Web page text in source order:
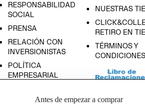
RESPONSABILIDAD
SOCIAL
PRENSA
RELACIÓN CON
INVERSIONISTAS
POLÍTICA
EMPRESARIAL
NUESTRAS
RETIRO EN
TÉRMINOS Y
CONDICIONES
Antes de empezar a comprar